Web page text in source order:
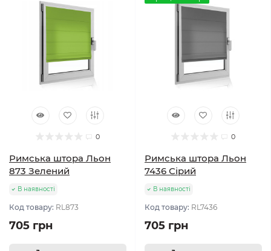
0
Римська штора Льон
873 Зелений
В наявності
Код товару: RL873
705 грн
0
Римська штора Льон
7436 Сірий
В наявності
Код товару: RL7436
705 грн